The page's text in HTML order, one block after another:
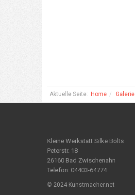
Aktuelle Seite: Home Galerie
Kleine Werkstatt Silke Bölts
Peterstr. 18
26160 Bad Zwischenahn
Telefon: 04403-64774
© 2024 Kunstmacher.net